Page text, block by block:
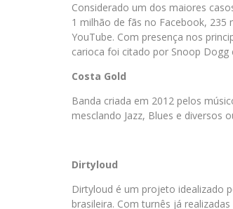
Considerado um dos maiores
1 milhão de fãs no Facebook, 235
YouTube. Com presença nos
carioca foi citado por Snoop Dogg
Costa Gold
Banda criada em 2012 pelos
mesclando Jazz, Blues e diversos
Dirtyloud
Dirtyloud é um projeto idealizado
brasileira. Com turnês já